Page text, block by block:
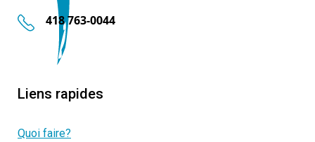
418 763-0044
Liens rapides
Quoi faire?